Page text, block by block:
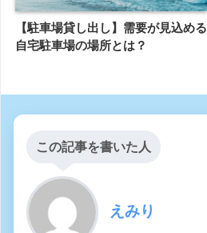
【駐車場貸し出し】需要が見込める
自宅駐車場の場所とは？
この記事を書いた人
えみり